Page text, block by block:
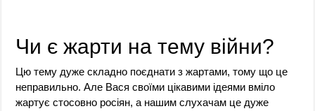
Чи є жарти на тему війни?
Цю тему дуже складно поєднати з жартами, тому що це
неправильно. Але Вася своїми цікавими ідеями вміло
жартує стосовно росіян, а нашим слухачам це дуже